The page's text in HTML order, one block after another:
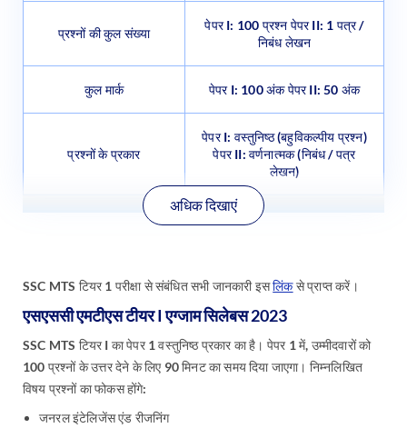
प्रश्नों की कुल संख्या
पेपर I: 100 प्रश्न पेपर II: 1 पत्र /
निबंध लेखन
कुल मार्क पेपर I: 100 अंक पेपर II: 50 अंक
प्रश्नों के प्रकार
पेपर I: वस्तुनिष्ठ (बहुविकल्पीय प्रश्न)
पेपर II: वर्णनात्मक (निबंध / पत्र
लेखन)
अधिक दिखाएं
SSC MTS टियर 1 परीक्षा से संबंधित सभी जानकारी इसलिंकसे प्राप्त करें।
एसएससी एमटीएस टीयर I एग्जाम सिलेबस 2023
SSC MTS टियर I का पेपर 1 वस्तुनिष्ठ प्रकार का है। पेपर 1 में, उम्मीदवारों को
100 प्रश्नों के उत्तर देने के लिए 90 मिनट का समय दिया जाएगा। निम्नलिखित
विषय प्रश्नों का फोकस होंगे:
जनरल इंटेलिजेंस एंड रीजनिंग